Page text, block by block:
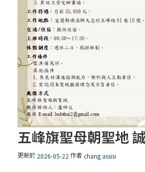
更新於 2026-05-22 作者chang assisi